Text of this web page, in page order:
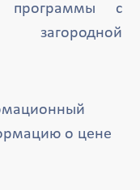
программы с
загородной
о цене